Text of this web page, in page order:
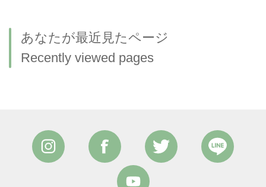
あなたが最近見たページ
Recently viewed pages